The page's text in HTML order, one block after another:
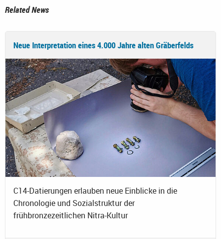
Related News
Neue Interpretation eines 4.000 Jahre alten Gräberfelds
C14-Datierungen erlauben neue Einblicke in die
Chronologie und Sozialstruktur der
frühbronzezeitlichen Nitra-Kultur